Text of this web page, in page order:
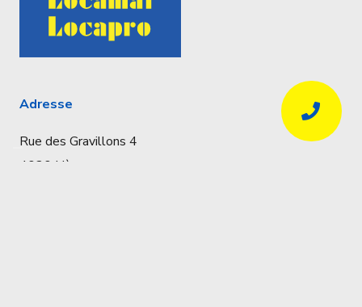
Adresse
Rue des Gravillons 4
4020 Liège